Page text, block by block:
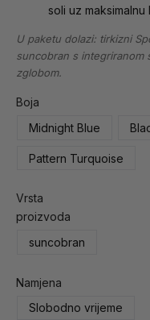
soli uz
U paketu dolazi: tirkizni
suncobran s integriranom
zglobom.
Boja
Midnight Blue
Pattern Turquoise
Vrsta
proizvoda
suncobran
Namjena
Slobodno vrijeme